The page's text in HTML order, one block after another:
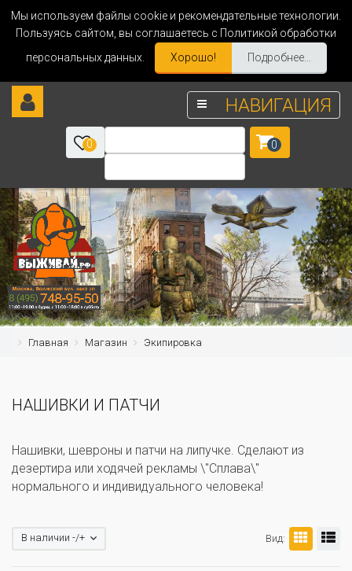
Мы используем файлы cookie и рекомендательные технологии.
Пользуясь сайтом, вы соглашаетесь с Политикой обработки
персональных данных.
Хорошо! Подробнее...
НАВИГАЦИЯ
0 0
Главная Магазин Экипировка
НАШИВКИ И ПАТЧИ
Нашивки, шевроны и патчи на липучке. Сделают из
дезертира или ходячей рекламы \"Сплава\"
нормального и индивидуального человека!
Вид:
В наличии -/+